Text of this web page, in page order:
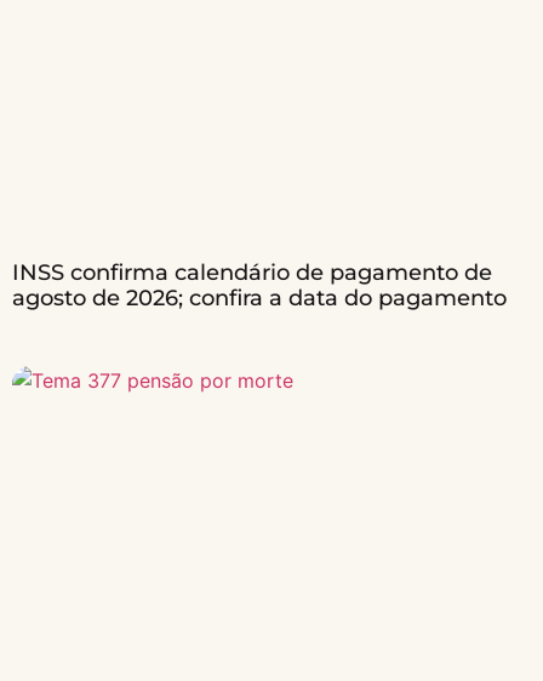
INSS confirma calendário de pagamento de
agosto de 2026; confira a data do pagamento